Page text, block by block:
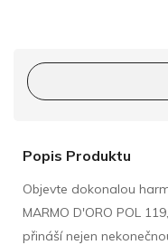
Popis Produktu
Objevte dokonalou
MARMO D'ORO POL
přináší nejen